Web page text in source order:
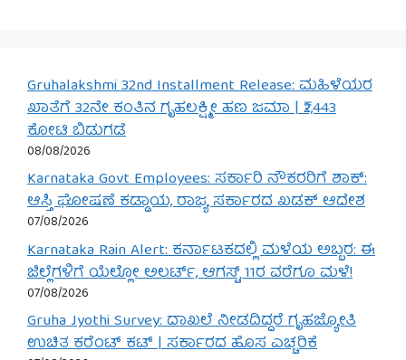
Gruhalakshmi 32nd Installment Release: ಮಹಿಳೆಯರ
ಖಾತೆಗೆ 32ನೇ ಕಂತಿನ ಗೃಹಲಕ್ಷ್ಮೀ ಹಣ ಜಮಾ | ₹2,443
ಕೋಟಿ ಬಿಡುಗಡೆ
08/08/2026
Karnataka Govt Employees: ಸರ್ಕಾರಿ ನೌಕರರಿಗೆ ಶಾಕ್:
ಆಸ್ತಿ ಘೋಷಣೆ ಕಡ್ಡಾಯ, ರಾಜ್ಯ ಸರ್ಕಾರದ ಖಡಕ್ ಆದೇಶ
07/08/2026
Karnataka Rain Alert: ಕರ್ನಾಟಕದಲ್ಲಿ ಮಳೆಯ ಅಬ್ಬರ: ಈ
ಜಿಲ್ಲೆಗಳಿಗೆ ಯೆಲ್ಲೋ ಅಲರ್ಟ್, ಆಗಸ್ಟ್ 11ರ ವರೆಗೂ ಮಳೆ!
07/08/2026
Gruha Jyothi Survey: ದಾಖಲೆ ನೀಡದಿದ್ದರೆ ಗೃಹಜ್ಯೋತಿ
ಉಚಿತ ಕರೆಂಟ್ ಕಟ್ | ಸರ್ಕಾರದ ಹೊಸ ಎಚ್ಚರಿಕೆ